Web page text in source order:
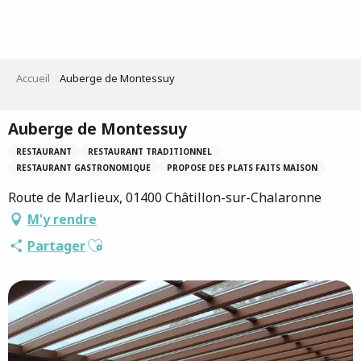
Accueil Auberge de Montessuy
Auberge de Montessuy
RESTAURANT
RESTAURANT TRADITIONNEL
RESTAURANT GASTRONOMIQUE
PROPOSE DES PLATS FAITS MAISON
Route de Marlieux, 01400 Châtillon-sur-Chalaronne
M'y rendre
PartagerAjouter aux favoris